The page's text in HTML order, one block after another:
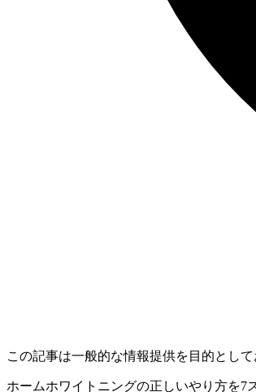
この記事は一般的な情報提供を目的とし
ホームホワイトニングの正しいやり方を7